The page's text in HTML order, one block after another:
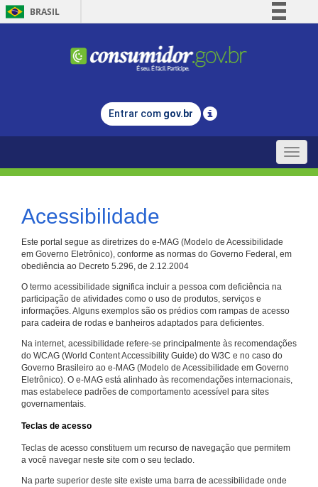
BRASIL
Comunica BR
Legislação
Entrar com gov.br
Toggle
Acessibilidade
Este portal segue as diretrizes do e-MAG (Modelo de Acessibilidade
em Governo Eletrônico), conforme as normas do Governo Federal, em
obediência ao Decreto 5.296, de 2.12.2004
O termo acessibilidade significa incluir a pessoa com deficiência na
participação de atividades como o uso de produtos, serviços e
informações. Alguns exemplos são os prédios com rampas de acesso
para cadeira de rodas e banheiros adaptados para deficientes.
Na internet, acessibilidade refere-se principalmente às recomendações
do WCAG (World Content Accessibility Guide) do W3C e no caso do
Governo Brasileiro ao e-MAG (Modelo de Acessibilidade em Governo
Eletrônico). O e-MAG está alinhado às recomendações internacionais,
mas estabelece padrões de comportamento acessível para sites
governamentais.
Teclas de acesso
Teclas de acesso constituem um recurso de navegação que permitem
a você navegar neste site com o seu teclado.
Na parte superior deste site existe uma barra de acessibilidade onde